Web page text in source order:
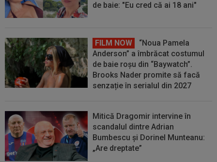
de baie: "Eu cred că ai 18 ani"
FILM NOW
“Noua Pamela
Anderson” a îmbrăcat costumul
de baie roșu din “Baywatch”.
Brooks Nader promite să facă
senzație în serialul din 2027
Mitică Dragomir intervine în
scandalul dintre Adrian
Bumbescu și Dorinel Munteanu:
„Are dreptate”